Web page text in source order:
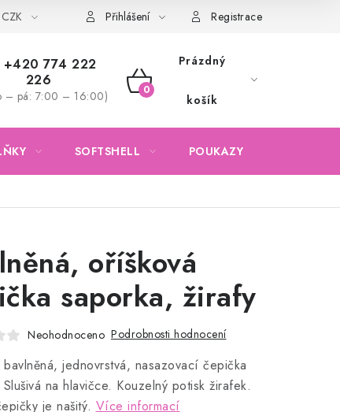
Obchodní podmínky Podmínky ochrany osobních údajů
CZK Přihlášení Registrace
+420 774 222
226
– pá: 7:00 – 16:00)
NÁKUPNÍ
Prázdný
košík
SOFTSHELL POUKAZY
oříšková
saporka, žirafy
Neohodnoceno Podrobnosti hodnocení
bavlněná, jednovrstvá, nasazovací čepička
na hlavičce. Kouzelný potisk žirafek.
je našitý. Více informací